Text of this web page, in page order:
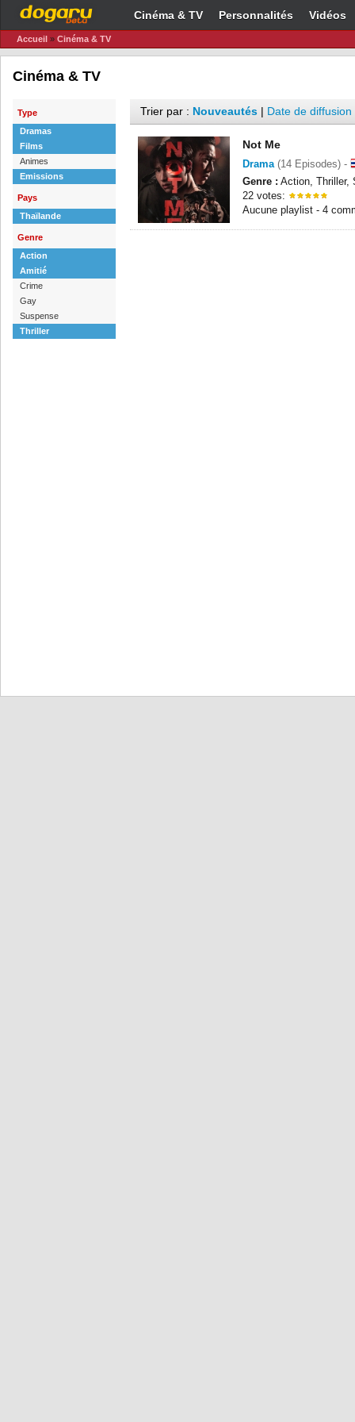
Cinéma & TV Personnalités Vidéos
Accueil » Cinéma & TV
Cinéma & TV
Type
Dramas
Films
Animes
Emissions
Pays
Thaïlande
Genre
Action
Amitié
Crime
Gay
Suspense
Thriller
Trier par : Nouveautés | Date de diffusion
Not Me
Drama(14 Episodes) -
Genre : Action, Thriller,
22 votes:
Aucune playlist - 4